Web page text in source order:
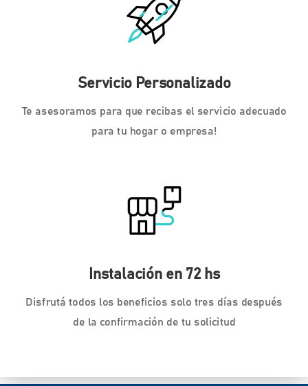
Servicio Personalizado
Te asesoramos para que recibas el servicio adecuado
para tu hogar o empresa!
Instalación en 72 hs
Disfrutá todos los beneficios solo tres días después
de la confirmación de tu solicitud